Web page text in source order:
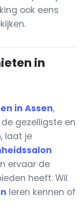
ook eens
in
in Assen,
gezelligste en
, laat je
ervaar de
heeft. Wil
leren kennen of